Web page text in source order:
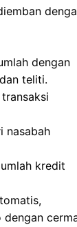
dengan
teliti.
nasabah
kredit